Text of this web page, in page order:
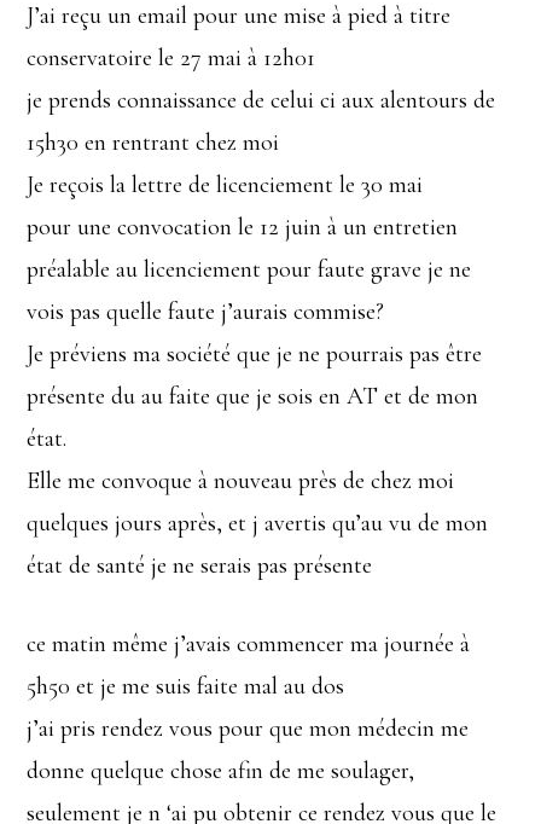
J’ai reçu un email pour une mise à pied à titre
conservatoire le 27 mai à 12h01
je prends connaissance de celui ci aux alentours de
15h30 en rentrant chez moi
Je reçois la lettre de licenciement le 30 mai
pour une convocation le 12 juin à un entretien
préalable au licenciement pour faute grave je ne
vois pas quelle faute j’aurais commise?
Je préviens ma société que je ne pourrais pas être
présente du au faite que je sois en AT et de mon
état.
Elle me convoque à nouveau près de chez moi
quelques jours après, et j avertis qu’au vu de mon
état de santé je ne serais pas présente
ce matin même j’avais commencer ma journée à
5h50 et je me suis faite mal au dos
j’ai pris rendez vous pour que mon médecin me
donne quelque chose afin de me soulager,
seulement je n ‘ai pu obtenir ce rendez vous que le